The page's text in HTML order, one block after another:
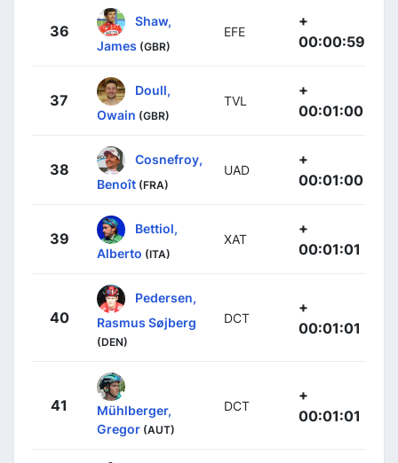
36
Shaw,
James (GBR)
EFE
+
00:00:59
37
Doull,
Owain (GBR)
TVL
+
00:01:00
38
Cosnefroy,
Benoît (FRA)
UAD
+
00:01:00
39
Bettiol,
Alberto (ITA)
XAT
+
00:01:01
40
Pedersen,
Rasmus Søjberg
(DEN)
DCT
+
00:01:01
41
Mühlberger,
Gregor (AUT)
DCT
+
00:01:01